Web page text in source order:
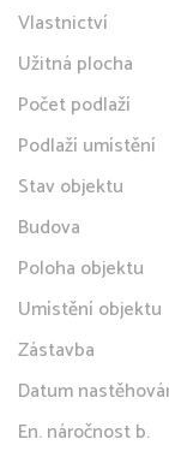
Vlastnictví
Užitná plocha
Počet podlaží
Podlaží umístění
Stav objektu
Budova
Poloha objektu
Umístění objektu
Zástavba
Datum
En. náročnost b.